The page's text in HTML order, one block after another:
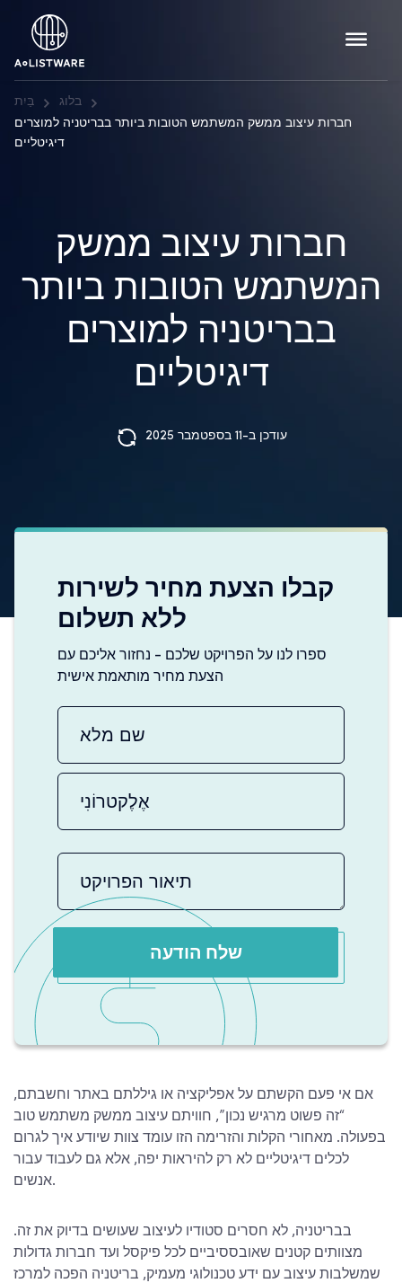
בַּיִת
בלוג
חברות עיצוב ממשק המשתמש הטובות ביותר בבריטניה למוצרים
דיגיטליים
חברות עיצוב ממשק
המשתמש הטובות ביותר
בבריטניה למוצרים
דיגיטליים
עודכן ב-11 בספטמבר 2025
קבלו הצעת מחיר לשירות
ללא תשלום
ספרו לנו על הפרויקט שלכם - נחזור אליכם עם
הצעת מחיר מותאמת אישית
שלח הודעה
אם אי פעם הקשתם על אפליקציה או גיללתם באתר וחשבתם,
“זה פשוט מרגיש נכון”, חוויתם עיצוב ממשק משתמש טוב
בפעולה. מאחורי הקלות והזרימה הזו עומד צוות שיודע איך לגרום
לכלים דיגיטליים לא רק להיראות יפה, אלא גם לעבוד עבור
אנשים.
בבריטניה, לא חסרים סטודיו לעיצוב שעושים בדיוק את זה.
מצוותים קטנים שאובססיביים לכל פיקסל ועד חברות גדולות
שמשלבות עיצוב עם ידע טכנולוגי מעמיק, בריטניה הפכה למרכז